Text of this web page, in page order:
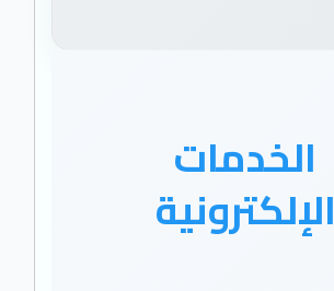
الخدمات
الإلكترونية